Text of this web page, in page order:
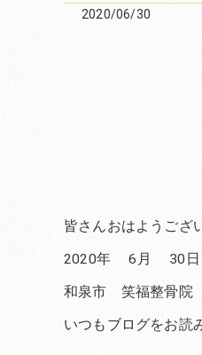
2020/06/30
皆さんおはようござ
2020年 6月 30日
和泉市 笑福整骨院
いつもブログをお読